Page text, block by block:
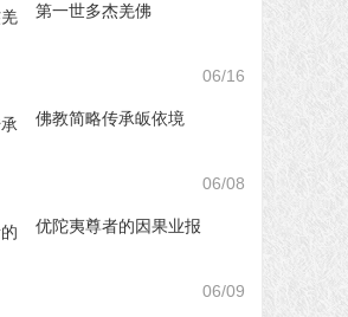
第一世多杰羌佛
06/16
佛教简略传承皈依境
06/08
优陀夷尊者的因果业报
06/09